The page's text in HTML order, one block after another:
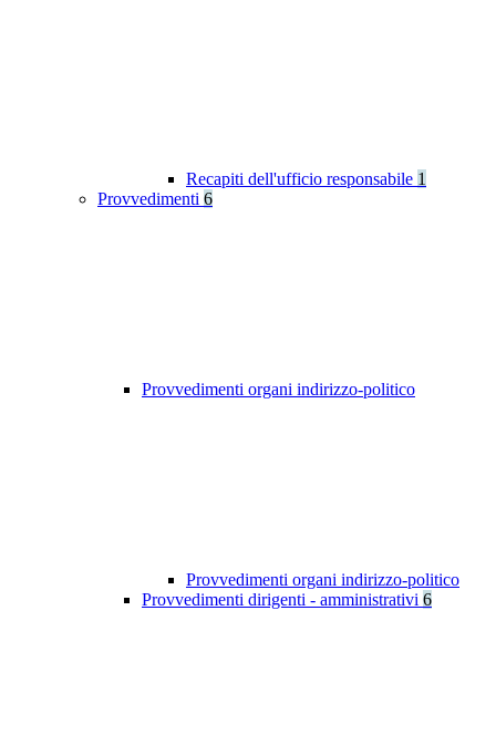
Recapiti dell'ufficio responsabile 1
Provvedimenti 6
Provvedimenti organi indirizzo-politico
Provvedimenti organi indirizzo-politico
Provvedimenti dirigenti - amministrativi 6